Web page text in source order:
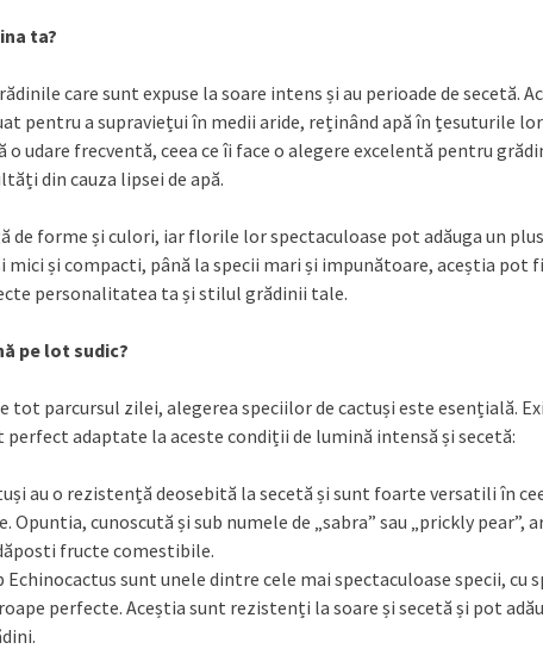
ta?
care sunt expuse la soare intens și au perioade de secetă.
pentru a supraviețui în medii aride, reținând apă în țesuturile lor
udare frecventă, ceea ce îi face o alegere excelentă pentru
din cauza lipsei de apă.
de forme și culori, iar florile lor spectaculoase pot adăuga un
mici și compacti, până la specii mari și impunătoare, aceștia pot fi
personalitatea ta și stilul grădinii tale.
pe lot sudic?
tot parcursul zilei, alegerea speciilor de cactuși este esențială.
adaptate la aceste condiții de lumină intensă și secetă:
au o rezistență deosebită la secetă și sunt foarte versatili în
cunoscută și sub numele de „sabra” sau „prickly pear”,
fructe comestibile.
Echinocactus sunt unele dintre cele mai spectaculoase specii, cu
perfecte. Aceștia sunt rezistenți la soare și secetă și pot